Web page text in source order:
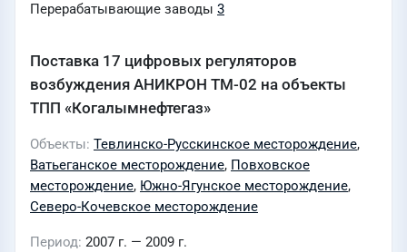
Перерабатывающие заводы 3
Поставка 17 цифровых регуляторов
возбуждения АНИКРОН ТМ-02 на объекты
ТПП «Когалымнефтегаз»
Объекты Тевлинско-Русскинское месторождение,
Ватьеганское месторождение, Повховское
месторождение, Южно-Ягунское месторождение,
Северо-Кочевское месторождение
Период 2007 г. — 2009 г.